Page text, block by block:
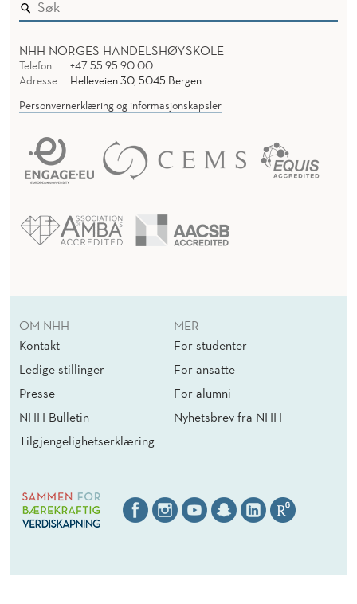
NHH NORGES HANDELSHØYSKOLE
Telefon
+47 55 95 90 00
Adresse
Helleveien 30, 5045 Bergen
Personvernerklæring og informasjonskapsler
OM NHH
Kontakt
Ledige stillinger
Presse
NHH Bulletin
Tilgjengelighetserklæring
MER
For studenter
For ansatte
For alumni
Nyhetsbrev fra NHH